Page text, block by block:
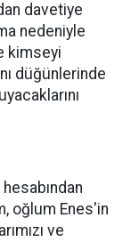
davetiye
nedeniyle
kimseyi
düğünlerinde
oğlum Enes'in
ve